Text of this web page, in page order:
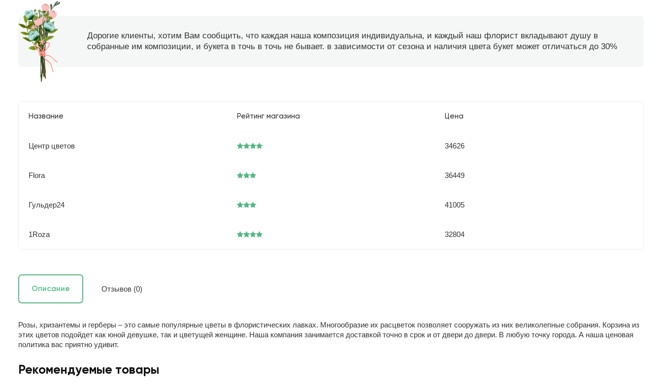
Дорогие клиенты, хотим Вам сообщить, что каждая наша композиция индивидуальна, и каждый наш флорист вкладывают душу в
собранные им композиции, и букета в точь в точь не бывает. в зависимости от сезона и наличия цвета букет может отличаться до 30%
Название Рейтинг магазина Цена
Центр цветов 34626
Flora 36449
Гульдер24 41005
1Roza 32804
Описание Отзывов (0)
Розы, хризантемы и герберы – это самые популярные цветы в флористических лавках. Многообразие их расцветок позволяет сооружать из них великолепные собрания. Корзина из
этих цветов подойдет как юной девушке, так и цветущей женщине. Наша компания занимается доставкой точно в срок и от двери до двери. В любую точку города. А наша ценовая
политика вас приятно удивит.
Рекомендуемые товары